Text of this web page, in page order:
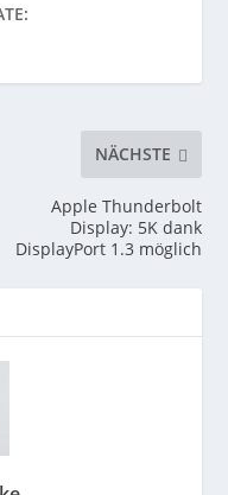
NÄCHSTE
Apple Thunderbolt
Display: 5K dank
DisplayPort 1.3 möglich